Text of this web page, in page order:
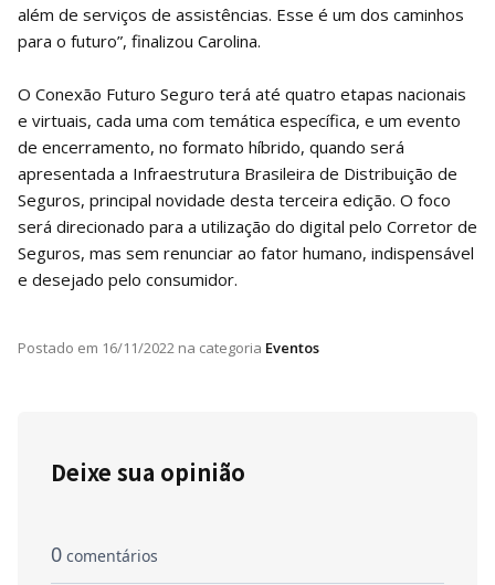
além de serviços de assistências. Esse é um dos caminhos
para o futuro”, finalizou Carolina.
O Conexão Futuro Seguro terá até quatro etapas nacionais
e virtuais, cada uma com temática específica, e um evento
de encerramento, no formato híbrido, quando será
apresentada a Infraestrutura Brasileira de Distribuição de
Seguros, principal novidade desta terceira edição. O foco
será direcionado para a utilização do digital pelo Corretor de
Seguros, mas sem renunciar ao fator humano, indispensável
e desejado pelo consumidor.
Postado em 16/11/2022 na categoria Eventos
Deixe sua opinião